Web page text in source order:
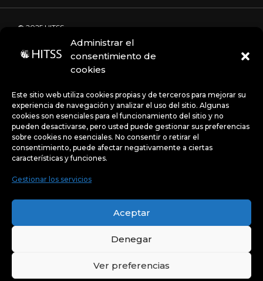
Administrar el
consentimiento de
cookies
Este sitio web utiliza cookies propias y de terceros para mejorar su
experiencia de navegación y analizar el uso del sitio. Algunas
cookies son esenciales para el funcionamiento del sitio y no
pueden desactivarse, pero usted puede gestionar sus preferencias
sobre cookies no esenciales. No consentir o retirar el
consentimiento, puede afectar negativamente a ciertas
características y funciones.
Gestionar los servicios
Aceptar
Denegar
Ver preferencias
© 2025 HITSS
Código de Ética
Avisos de privacidad
Políticas
Uso de Cookies:Este sitio web utiliza cookies propias y
analizar el uso del sitio. Algunas cookies son esenciales
cookies no esenciales.